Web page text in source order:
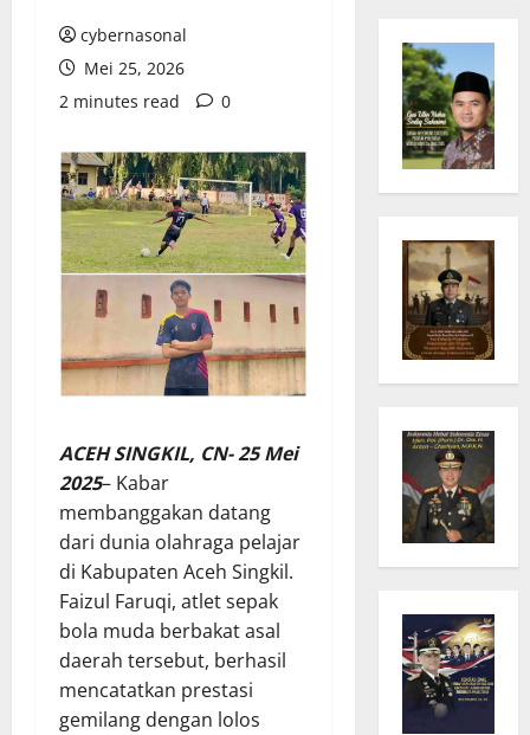
cybernasonal
Mei 25, 2026
2 minutes read
0
ACEH SINGKIL, CN- 25 Mei
2025– Kabar
membanggakan datang
dari dunia olahraga pelajar
di Kabupaten Aceh Singkil.
Faizul Faruqi, atlet sepak
bola muda berbakat asal
daerah tersebut, berhasil
mencatatkan prestasi
gemilang dengan lolos